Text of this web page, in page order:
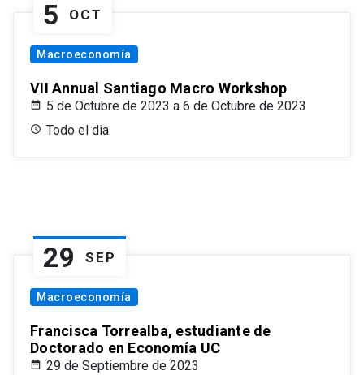
5 OCT
Macroeconomía
VII Annual Santiago Macro Workshop
5 de Octubre de 2023 a 6 de Octubre de 2023
Todo el dia.
29 SEP
Macroeconomía
Francisca Torrealba, estudiante de
Doctorado en Economía UC
29 de Septiembre de 2023